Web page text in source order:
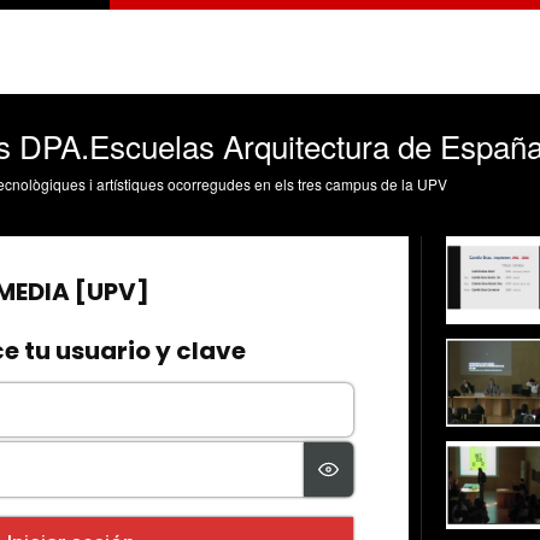
DPA.Escuelas Arquitectura de
i artístiques ocorregudes en els tres campus de la UPV